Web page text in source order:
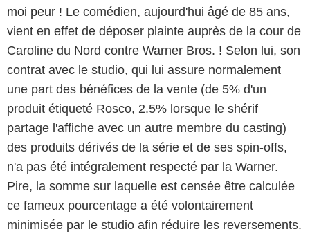
moi peur ! Le comédien, aujourd'hui âgé de 85 ans,
vient en effet de déposer plainte auprès de la cour de
Caroline du Nord contre Warner Bros. ! Selon lui, son
contrat avec le studio, qui lui assure normalement
une part des bénéfices de la vente (de 5% d'un
produit étiqueté Rosco, 2.5% lorsque le shérif
partage l'affiche avec un autre membre du casting)
des produits dérivés de la série et de ses spin-offs,
n'a pas été intégralement respecté par la Warner.
Pire, la somme sur laquelle est censée être calculée
ce fameux pourcentage a été volontairement
minimisée par le studio afin réduire les reversements.